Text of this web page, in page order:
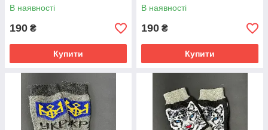
В наявності
190 ₴
Купити
В наявності
190 ₴
Купити